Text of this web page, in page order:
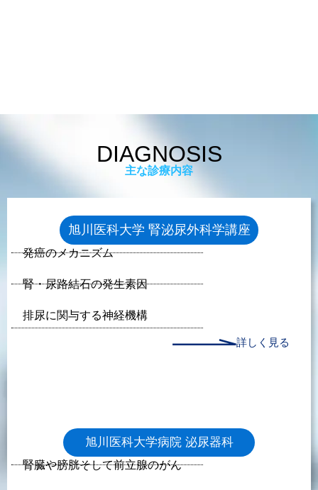
DIAGNOSIS
主な診療内容
旭川医科大学 腎泌尿外科学講座
発癌のメカニズム
腎・尿路結石の発生素因
排尿に関与する神経機構
詳しく見る
旭川医科大学病院 泌尿器科
腎臓や膀胱そして前立腺のがん